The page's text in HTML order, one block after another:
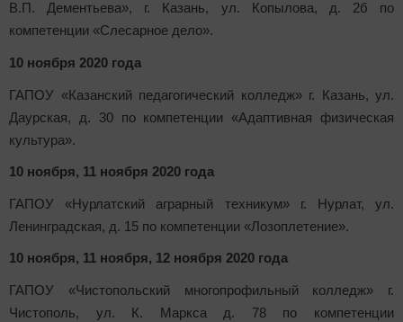
В.П. Дементьева», г. Казань, ул. Копылова, д. 2б по
компетенции «Слесарное дело».
10 ноября 2020 года
ГАПОУ «Казанский педагогический колледж» г. Казань, ул.
Даурская, д. 30 по компетенции «Адаптивная физическая
культура».
10 ноября, 11 ноября 2020 года
ГАПОУ «Нурлатский аграрный техникум» г. Нурлат, ул.
Ленинградская, д. 15 по компетенции «Лозоплетение».
10 ноября, 11 ноября, 12 ноября 2020 года
ГАПОУ «Чистопольский многопрофильный колледж» г.
Чистополь, ул. К. Маркса д. 78 по компетенции